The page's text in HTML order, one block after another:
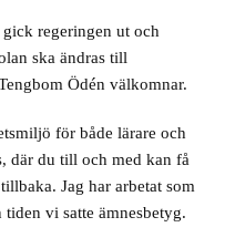
regeringen ut och
ska ändras till
Ödén välkomnar.
för både lärare och
där du till och med kan få
Jag har arbetat som
vi satte ämnesbetyg.